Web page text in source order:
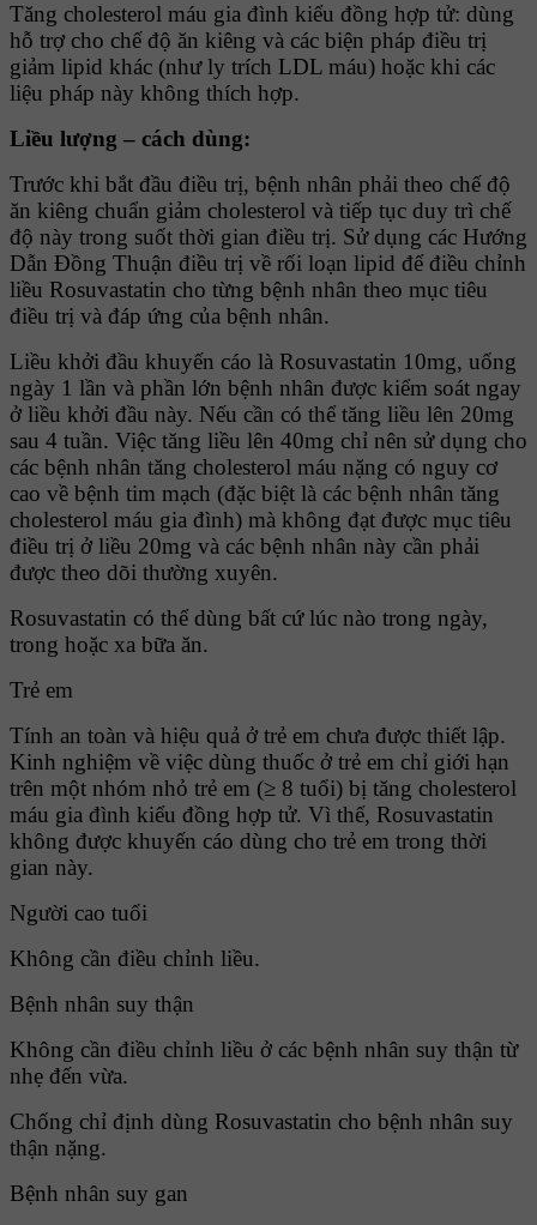
Tăng cholesterol máu gia đình kiểu đồng hợp tử: dùng
hỗ trợ cho chế độ ăn kiêng và các biện pháp điều trị
giảm lipid khác (như ly trích LDL máu) hoặc khi các
liệu pháp này không thích hợp.
Liều lượng – cách dùng:
Trước khi bắt đầu điều trị, bệnh nhân phải theo chế độ
ăn kiêng chuẩn giảm cholesterol và tiếp tục duy trì chế
độ này trong suốt thời gian điều trị. Sử dụng các Hướng
Dẫn Ðồng Thuận điều trị về rối loạn lipid để điều chỉnh
liều Rosuvastatin cho từng bệnh nhân theo mục tiêu
điều trị và đáp ứng của bệnh nhân.
Liều khởi đầu khuyến cáo là Rosuvastatin 10mg, uống
ngày 1 lần và phần lớn bệnh nhân được kiểm soát ngay
ở liều khởi đầu này. Nếu cần có thể tăng liều lên 20mg
sau 4 tuần. Việc tăng liều lên 40mg chỉ nên sử dụng cho
các bệnh nhân tăng cholesterol máu nặng có nguy cơ
cao về bệnh tim mạch (đặc biệt là các bệnh nhân tăng
cholesterol máu gia đình) mà không đạt được mục tiêu
điều trị ở liều 20mg và các bệnh nhân này cần phải
được theo dõi thường xuyên.
Rosuvastatin có thể dùng bất cứ lúc nào trong ngày,
trong hoặc xa bữa ăn.
Trẻ em
Tính an toàn và hiệu quả ở trẻ em chưa được thiết lập.
Kinh nghiệm về việc dùng thuốc ở trẻ em chỉ giới hạn
trên một nhóm nhỏ trẻ em (≥ 8 tuổi) bị tăng cholesterol
máu gia đình kiểu đồng hợp tử. Vì thế, Rosuvastatin
không được khuyến cáo dùng cho trẻ em trong thời
gian này.
Người cao tuổi
Không cần điều chỉnh liều.
Bệnh nhân suy thận
Không cần điều chỉnh liều ở các bệnh nhân suy thận từ
nhẹ đến vừa.
Chống chỉ định dùng Rosuvastatin cho bệnh nhân suy
thận nặng.
Bệnh nhân suy gan